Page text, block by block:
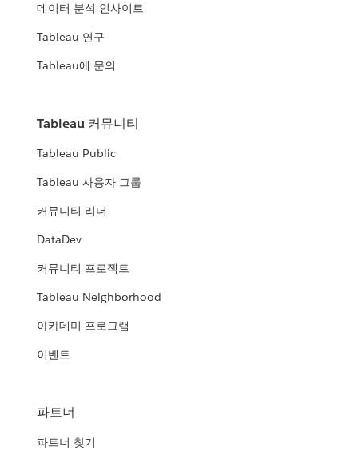
데이터 분석 인사이트
Tableau 연구
Tableau에 문의
Tableau 커뮤니티
Tableau Public
Tableau 사용자 그룹
커뮤니티 리더
DataDev
커뮤니티 프로젝트
Tableau Neighborhood
아카데미 프로그램
이벤트
파트너
파트너 찾기